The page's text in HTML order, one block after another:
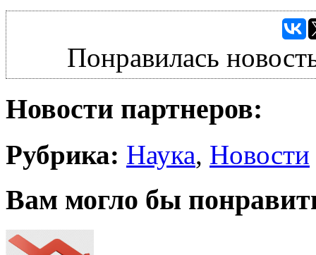
Понравилась
Новости партнеров:
Рубрика: Наука, Новости
Вам могло бы